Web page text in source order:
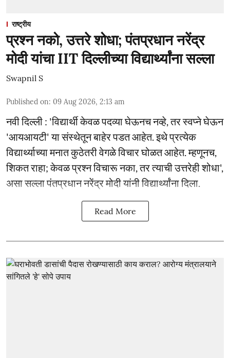
राष्ट्रीय
प्रश्न नको, उत्तरे शोधा; पंतप्रधान नरेंद्र
मोदी यांचा IIT दिल्लीच्या विद्यार्थ्यांना सल्ला
Swapnil S
Published on: 09 Aug 2026, 2:13 am
नवी दिल्ली : 'विद्यार्थी केवळ पदव्या घेऊनच नव्हे, तर स्वप्ने घेऊन
'आयआयटी' या संस्थेतून बाहेर पडत आहेत. इथे प्रत्येक
विद्यार्थ्याच्या मनात कुठेतरी वेगळे विचार घोळत आहेत. म्हणूनच,
शिकत राहा; केवळ प्रश्न विचारू नका, तर त्याची उत्तरेही शोधा',
असा सल्ला पंतप्रधान नरेंद्र मोदी यांनी विद्यार्थ्यांना दिला.
Read More